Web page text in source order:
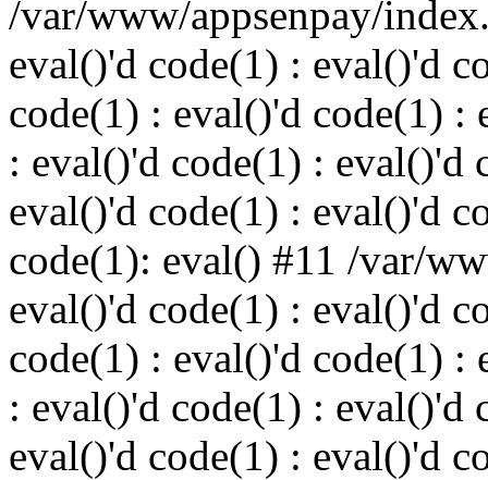
/var/www/appsenpay/
eval()'d code(1) : eval()'d
code(1) : eval()'d code(1) :
: eval()'d code(1) : eval()'d
eval()'d code(1) : eval()'d
code(1): eval() #11 /var/
eval()'d code(1) : eval()'d
code(1) : eval()'d code(1) :
: eval()'d code(1) : eval()'d
eval()'d code(1) : eval()'d